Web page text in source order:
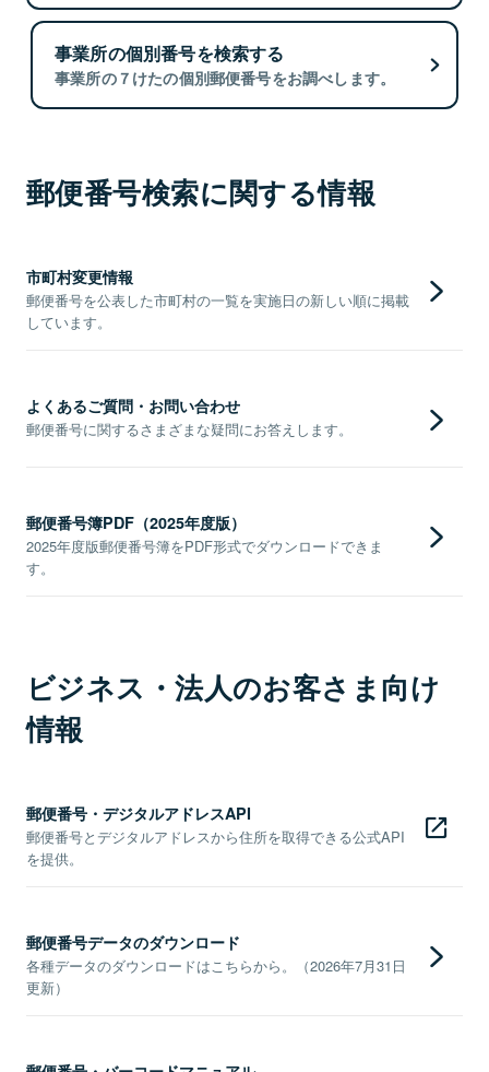
事業所の個別番号を検索する
事業所の７けたの個別郵便番号をお調べします。
郵便番号検索に関する情報
市町村変更情報
郵便番号を公表した市町村の一覧を実施日の新しい順に掲載
しています。
よくあるご質問・お問い合わせ
郵便番号に関するさまざまな疑問にお答えします。
郵便番号簿PDF（2025年度版）
2025年度版郵便番号簿をPDF形式でダウンロードできま
す。
ビジネス・法人のお客さま向け
情報
郵便番号・デジタルアドレスAPI
郵便番号とデジタルアドレスから住所を取得できる公式API
を提供。
郵便番号データのダウンロード
各種データのダウンロードはこちらから。（2026年7月31日
更新）